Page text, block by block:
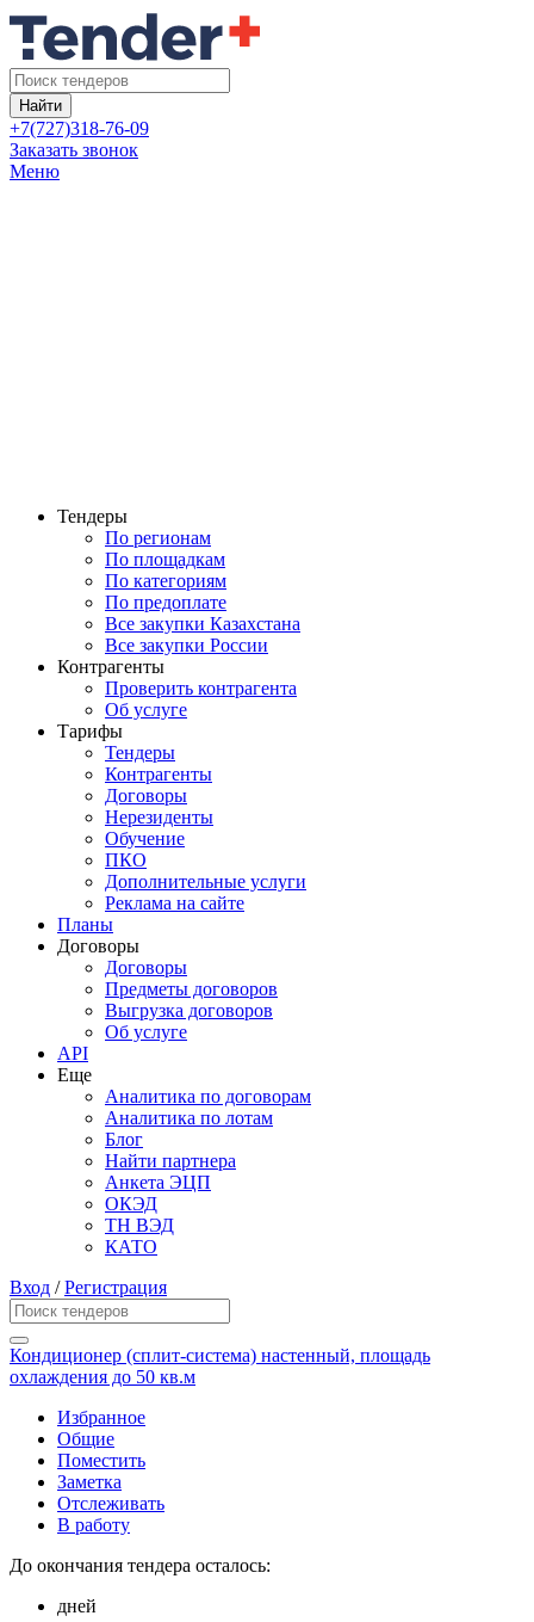
Найти
+7(727)318-76-09
Заказать звонок
Меню
Тендеры
По регионам
По площадкам
По категориям
По предоплате
Все закупки Казахстана
Все закупки России
Контрагенты
Проверить контрагента
Об услуге
Тарифы
Тендеры
Контрагенты
Договоры
Нерезиденты
Обучение
ПКО
Дополнительные услуги
Реклама на сайте
Планы
Договоры
Договоры
Предметы договоров
Выгрузка договоров
Об услуге
API
Еще
Аналитика по договорам
Аналитика по лотам
Блог
Найти партнера
Анкета ЭЦП
ОКЭД
ТН ВЭД
КАТО
Вход /Регистрация
Кондиционер (сплит-система) настенный, площадь
охлаждения до 50 кв.м
Избранное
Общие
Поместить
Заметка
Отслеживать
В работу
До окончания тендера осталось:
дней